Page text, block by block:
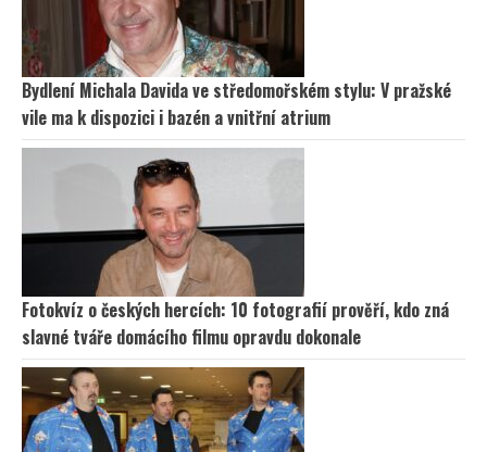
Bydlení Michala Davida ve středomořském stylu: V pražské
vile ma k dispozici i bazén a vnitřní atrium
Fotokvíz o českých hercích: 10 fotografií prověří, kdo zná
slavné tváře domácího filmu opravdu dokonale